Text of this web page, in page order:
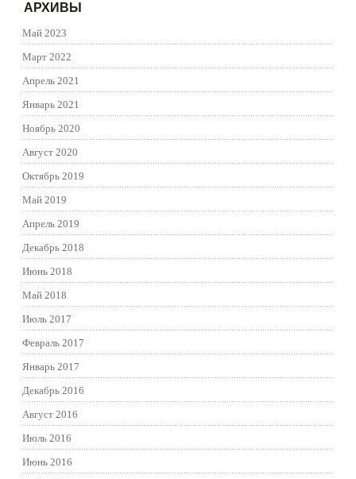
АРХИВЫ
Май 2023
Март 2022
Апрель 2021
Январь 2021
Ноябрь 2020
Август 2020
Октябрь 2019
Май 2019
Апрель 2019
Декабрь 2018
Июнь 2018
Май 2018
Июль 2017
Февраль 2017
Январь 2017
Декабрь 2016
Август 2016
Июль 2016
Июнь 2016